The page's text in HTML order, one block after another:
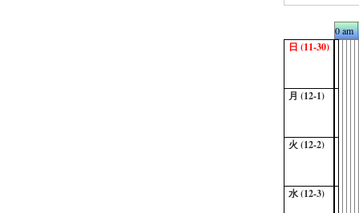
0 am
日 (11-30)
月 (12-1)
火 (12-2)
水 (12-3)